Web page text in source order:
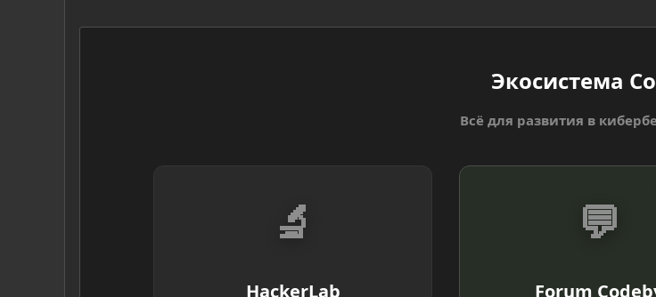
Экосистема
Всё для развития в
🔬
HackerLab
💬
Forum